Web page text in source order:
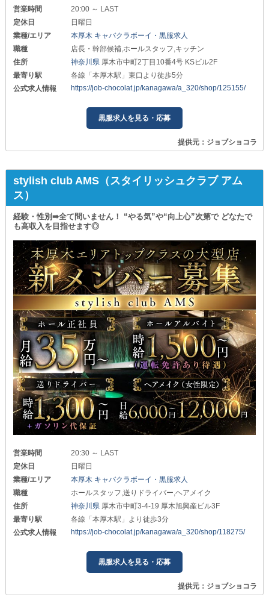
営業時間
20:00 ～ LAST
定休日
日曜日
業種/エリア
本厚木 キャバクラボーイ・黒服求人
職種
店長・幹部候補,ホールスタッフ,キッチン
住所
神奈川県 厚木市中町2丁目10番4号 KSビル2F
最寄り駅
各線「本厚木駅」東口より徒歩5分
公式求人情報
https://job-chocolat.jp/kanagawa/a_320/shop/125155/
黒服求人を見る・応募
提供元：ジョブショコラ
stylish club AMS（スタイリッシュクラブ アム
ス）
経験・性別⇛全て問いません！ “やる気”や“向上心”次第で どなたで
も高収入を目指せます◎
営業時間
20:30 ～ LAST
定休日
日曜日
業種/エリア
本厚木 キャバクラボーイ・黒服求人
職種
ホールスタッフ,送りドライバー,ヘアメイク
住所
神奈川県 厚木市中町3-4-19 厚木旭興産ビル3F
最寄り駅
各線「本厚木駅」より徒歩3分
公式求人情報
https://job-chocolat.jp/kanagawa/a_320/shop/118275/
黒服求人を見る・応募
提供元：ジョブショコラ